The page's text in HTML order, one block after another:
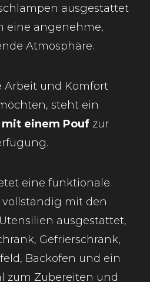
ausgestattet
eine angenehme,
Atmosphäre.
Arbeit und Komfort
steht ein
einem Poufzur
eine funktionale
vollständig mit den
ausgestattet,
Gefrierschrank,
Backofen und ein
zum Zubereiten und